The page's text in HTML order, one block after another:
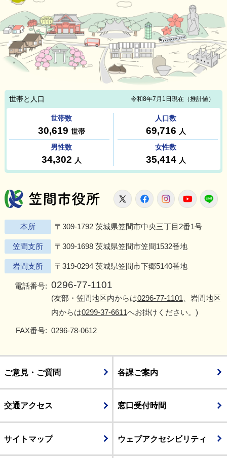
笠間市役所
X FacebookInstagram
本所 〒309-1792 茨城県笠間市中央三丁目2番1号
笠間支所 〒309-1698 茨城県笠間市笠間1532番地
岩間支所 〒319-0294 茨城県笠間市下郷5140番地
電話番号: 0296-77-1101
(友部・笠間地区内からは0296-77-1101 、岩間地区
内からは0299-37-6611へお掛けください。)
FAX番号: 0296-78-0612
ご意見・ご質問 各課ご案内
交通アクセス 窓口受付時間
サイトマップ ウェブアクセシビリティ